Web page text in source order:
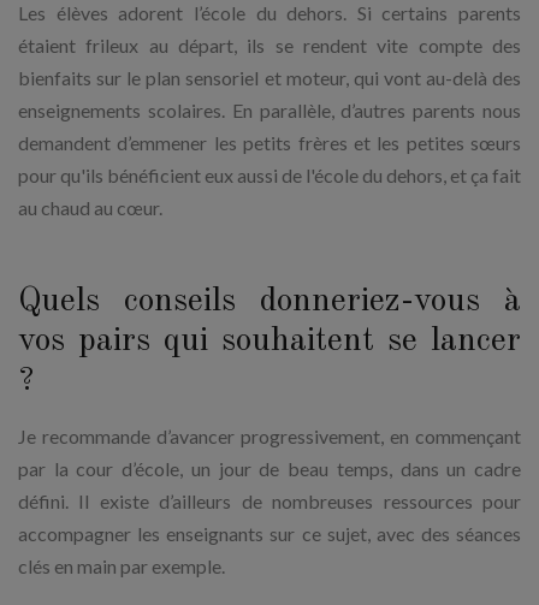
Les élèves adorent l’école du dehors. Si certains parents
étaient frileux au départ, ils se rendent vite compte des
bienfaits sur le plan sensoriel et moteur, qui vont au-delà des
enseignements scolaires. En parallèle, d’autres parents nous
demandent d’emmener les petits frères et les petites sœurs
pour qu'ils bénéficient eux aussi de l'école du dehors, et ça fait
au chaud au cœur.
Quels conseils donneriez-vous à
vos pairs qui souhaitent se lancer
?
Je recommande d’avancer progressivement, en commençant
par la cour d’école, un jour de beau temps, dans un cadre
défini. Il existe d’ailleurs de nombreuses ressources pour
accompagner les enseignants sur ce sujet, avec des séances
clés en main par exemple.